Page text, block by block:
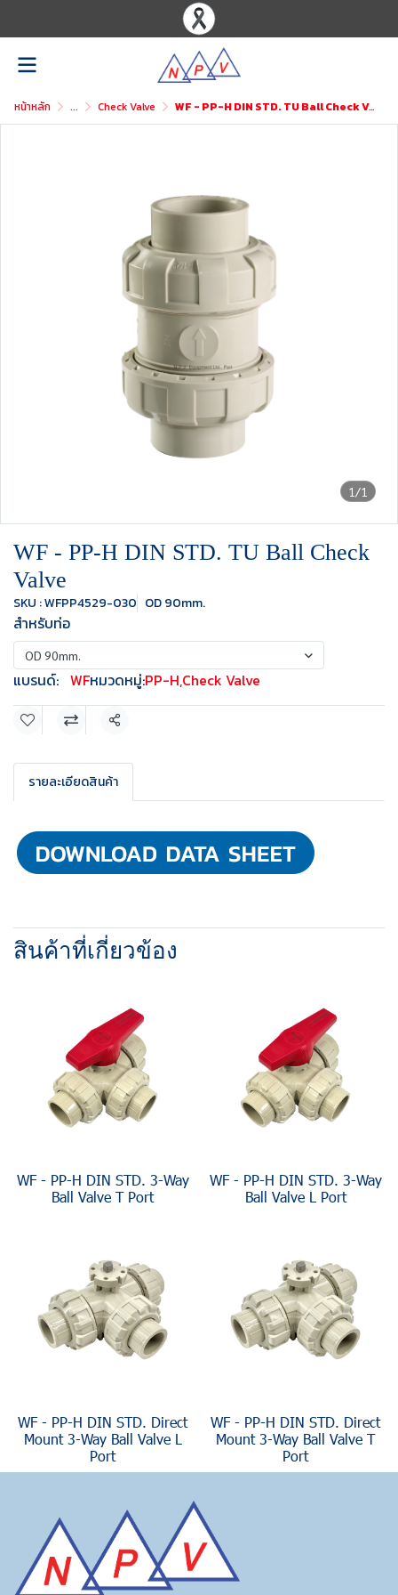
หน้าหลัก ... Check Valve WF - PP-H DIN STD. TU Ball Check Valve
1/1
WF - PP-H DIN STD. TU Ball Check
Valve
SKU : WFPP4529-030 OD 90mm.
สำหรับท่อ
OD 90mm.
แบรนด์: WFหมวดหมู่:PP-H,Check Valve
แชร์
รายละเอียดสินค้า
สินค้าที่เกี่ยวข้อง
WF - PP-H DIN STD. 3-Way
Ball Valve T Port
WF - PP-H DIN STD. 3-Way
Ball Valve L Port
WF - PP-H DIN STD. Direct
Mount 3-Way Ball Valve L
Port
WF - PP-H DIN STD. Direct
Mount 3-Way Ball Valve T
Port